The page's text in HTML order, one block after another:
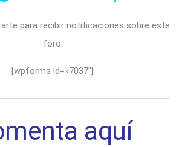
para recibir notificaciones sobre este
foro.
[wpforms id=»7037″]
aquí